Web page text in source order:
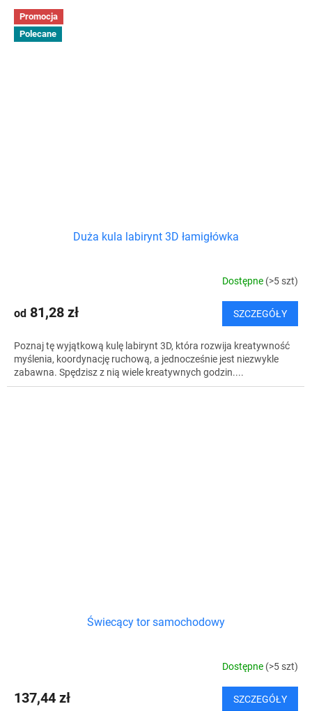
Promocja
Polecane
Duża kula labirynt 3D łamigłówka
Dostępne (>5 szt)
od 81,28 zł SZCZEGÓŁY
Poznaj tę wyjątkową kulę labirynt 3D, która rozwija kreatywność
myślenia, koordynację ruchową, a jednocześnie jest niezwykle
zabawna. Spędzisz z nią wiele kreatywnych godzin....
Świecący tor samochodowy
Dostępne (>5 szt)
137,44 zł SZCZEGÓŁY